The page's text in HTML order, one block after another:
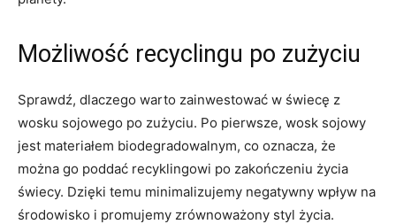
Możliwość recyclingu po‌ zużyciu
Sprawdź, dlaczego warto ‌zainwestować w świecę z
wosku sojowego po zużyciu. Po pierwsze, wosk‍ sojowy
jest materiałem⁣ biodegradowalnym, co ⁣oznacza, ​że‍
można go ⁣poddać ⁤recyklingowi po zakończeniu życia
świecy. Dzięki temu⁢ minimalizujemy⁤ negatywny wpływ ​na
środowisko i promujemy zrównoważony ‌styl ​życia.